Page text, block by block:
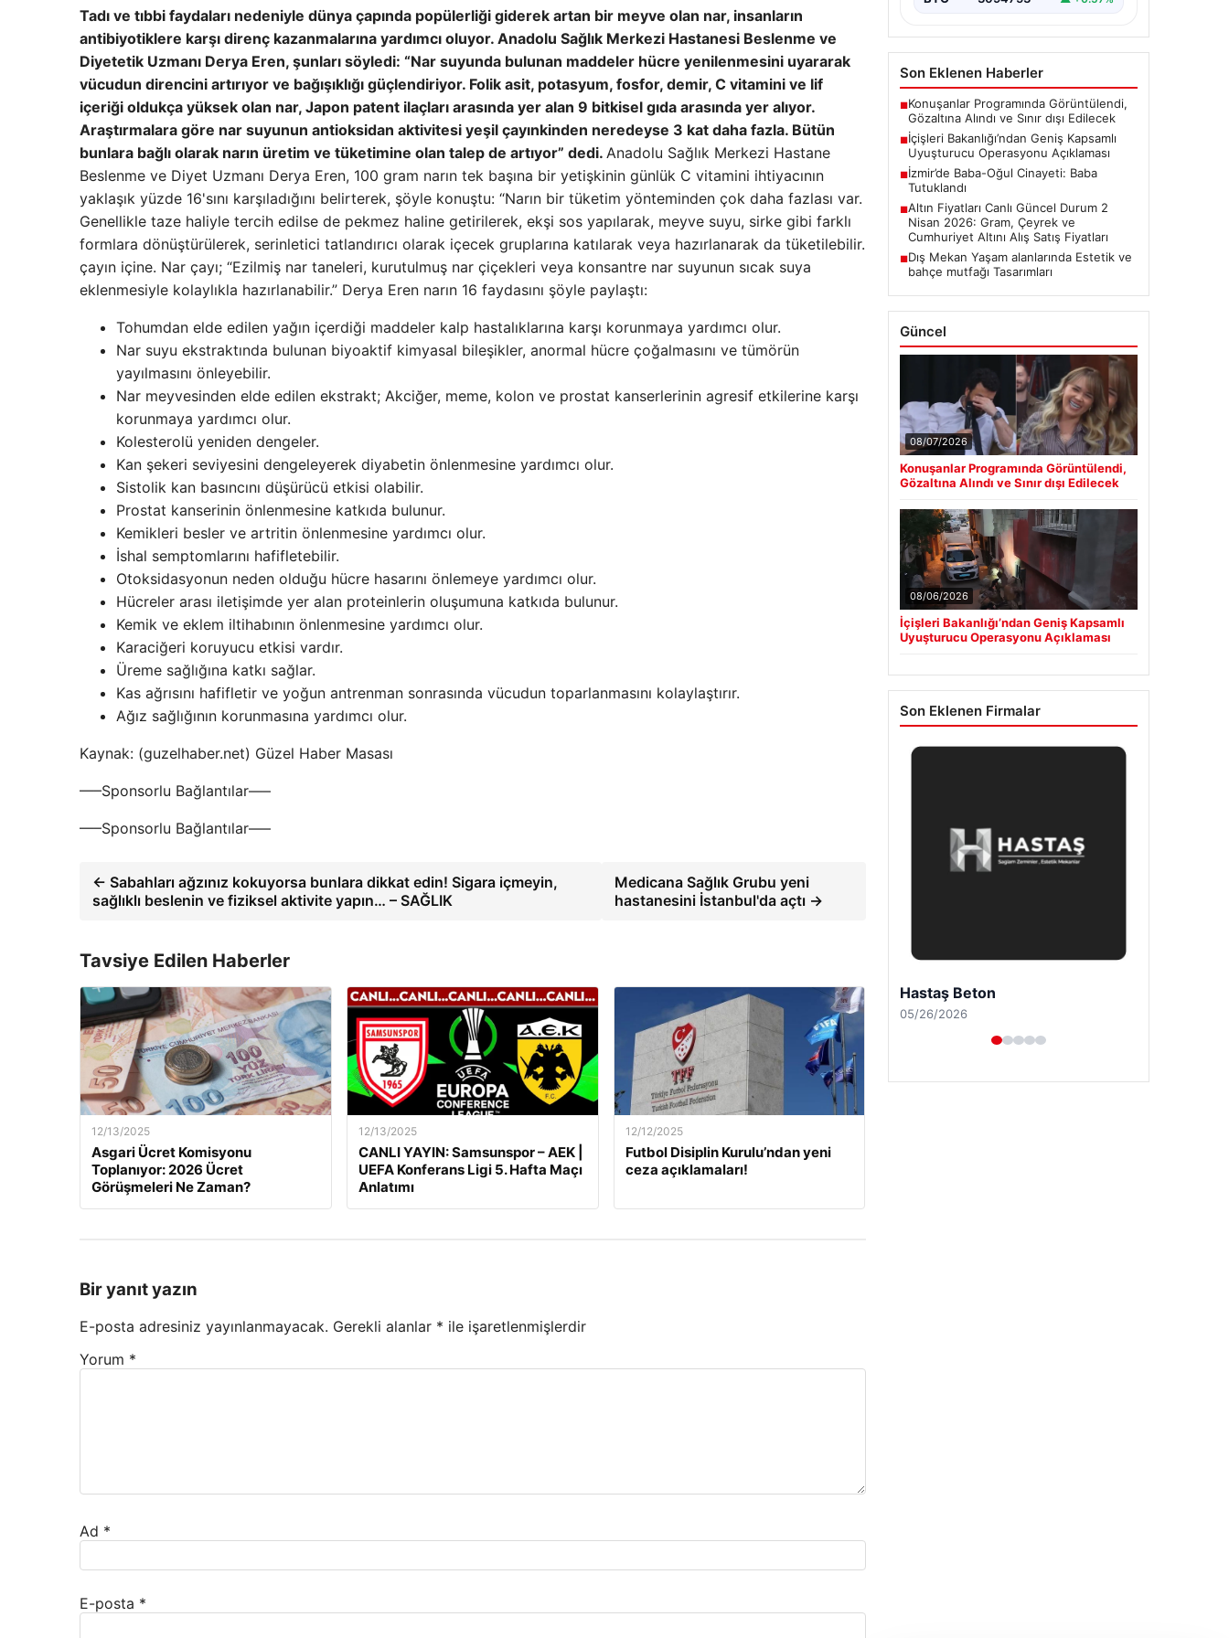
Tadı ve tıbbi faydaları nedeniyle dünya çapında popülerliği giderek artan bir meyve olan nar, insanların
antibiyotiklere karşı direnç kazanmalarına yardımcı oluyor. Anadolu Sağlık Merkezi Hastanesi Beslenme ve
Diyetetik Uzmanı Derya Eren, şunları söyledi: “Nar suyunda bulunan maddeler hücre yenilenmesini uyararak
vücudun direncini artırıyor ve bağışıklığı güçlendiriyor. Folik asit, potasyum, fosfor, demir, C vitamini ve lif
içeriği oldukça yüksek olan nar, Japon patent ilaçları arasında yer alan 9 bitkisel gıda arasında yer alıyor.
Araştırmalara göre nar suyunun antioksidan aktivitesi yeşil çayınkinden neredeyse 3 kat daha fazla. Bütün
bunlara bağlı olarak narın üretim ve tüketimine olan talep de artıyor” dedi. Anadolu Sağlık Merkezi Hastane
Beslenme ve Diyet Uzmanı Derya Eren, 100 gram narın tek başına bir yetişkinin günlük C vitamini ihtiyacının
yaklaşık yüzde 16'sını karşıladığını belirterek, şöyle konuştu: “Narın bir tüketim yönteminden çok daha fazlası var.
Genellikle taze haliyle tercih edilse de pekmez haline getirilerek, ekşi sos yapılarak, meyve suyu, sirke gibi farklı
formlara dönüştürülerek, serinletici tatlandırıcı olarak içecek gruplarına katılarak veya hazırlanarak da tüketilebilir.
çayın içine. Nar çayı; “Ezilmiş nar taneleri, kurutulmuş nar çiçekleri veya konsantre nar suyunun sıcak suya
eklenmesiyle kolaylıkla hazırlanabilir.” Derya Eren narın 16 faydasını şöyle paylaştı:
Tohumdan elde edilen yağın içerdiği maddeler kalp hastalıklarına karşı korunmaya yardımcı olur.
Nar suyu ekstraktında bulunan biyoaktif kimyasal bileşikler, anormal hücre çoğalmasını ve tümörün
yayılmasını önleyebilir.
Nar meyvesinden elde edilen ekstrakt; Akciğer, meme, kolon ve prostat kanserlerinin agresif etkilerine karşı
korunmaya yardımcı olur.
Kolesterolü yeniden dengeler.
Kan şekeri seviyesini dengeleyerek diyabetin önlenmesine yardımcı olur.
Sistolik kan basıncını düşürücü etkisi olabilir.
Prostat kanserinin önlenmesine katkıda bulunur.
Kemikleri besler ve artritin önlenmesine yardımcı olur.
İshal semptomlarını hafifletebilir.
Otoksidasyonun neden olduğu hücre hasarını önlemeye yardımcı olur.
Hücreler arası iletişimde yer alan proteinlerin oluşumuna katkıda bulunur.
Kemik ve eklem iltihabının önlenmesine yardımcı olur.
Karaciğeri koruyucu etkisi vardır.
Üreme sağlığına katkı sağlar.
Kas ağrısını hafifletir ve yoğun antrenman sonrasında vücudun toparlanmasını kolaylaştırır.
Ağız sağlığının korunmasına yardımcı olur.
Kaynak: (guzelhaber.net) Güzel Haber Masası
—–Sponsorlu Bağlantılar—–
—–Sponsorlu Bağlantılar—–
← Sabahları ağzınız kokuyorsa bunlara dikkat edin! Sigara içmeyin,
sağlıklı beslenin ve fiziksel aktivite yapın… – SAĞLIK
Medicana Sağlık Grubu yeni
hastanesini İstanbul'da açtı →
Tavsiye Edilen Haberler
12/13/2025
Asgari Ücret Komisyonu
Toplanıyor: 2026 Ücret
Görüşmeleri Ne Zaman?
12/13/2025
CANLI YAYIN: Samsunspor – AEK |
UEFA Konferans Ligi 5. Hafta Maçı
Anlatımı
12/12/2025
Futbol Disiplin Kurulu’ndan yeni
ceza açıklamaları!
Bir yanıt yazın
E-posta adresiniz yayınlanmayacak. Gerekli alanlar * ile işaretlenmişlerdir
Yorum *
Ad *
E-posta *
Son Eklenen Haberler
■Konuşanlar Programında Görüntülendi,
Gözaltına Alındı ve Sınır dışı Edilecek
■İçişleri Bakanlığı’ndan Geniş Kapsamlı
Uyuşturucu Operasyonu Açıklaması
■İzmir’de Baba-Oğul Cinayeti: Baba
Tutuklandı
■Altın Fiyatları Canlı Güncel Durum 2
Nisan 2026: Gram, Çeyrek ve
Cumhuriyet Altını Alış Satış Fiyatları
■Dış Mekan Yaşam alanlarında Estetik ve
bahçe mutfağı Tasarımları
Güncel
08/07/2026
Konuşanlar Programında Görüntülendi,
Gözaltına Alındı ve Sınır dışı Edilecek
08/06/2026
İçişleri Bakanlığı’ndan Geniş Kapsamlı
Uyuşturucu Operasyonu Açıklaması
Son Eklenen Firmalar
Enes Kaplan Avukatlık Bürosu
04/28/2026